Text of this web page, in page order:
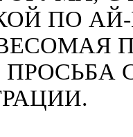
ПО
ПРОСЬБА